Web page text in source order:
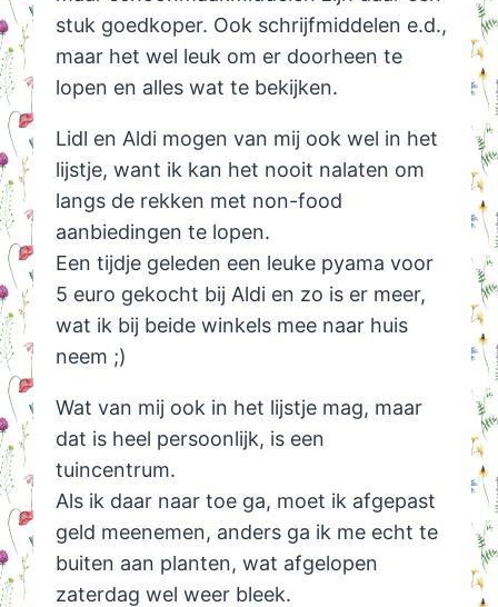
stuk goedkoper. Ook schrijfmiddelen e.d.,
maar het wel leuk om er doorheen te
lopen en alles wat te bekijken.
Lidl en Aldi mogen van mij ook wel in het
lijstje, want ik kan het nooit nalaten om
langs de rekken met non-food
aanbiedingen te lopen.
Een tijdje geleden een leuke pyama voor
5 euro gekocht bij Aldi en zo is er meer,
wat ik bij beide winkels mee naar huis
neem ;)
Wat van mij ook in het lijstje mag, maar
dat is heel persoonlijk, is een
tuincentrum.
Als ik daar naar toe ga, moet ik afgepast
geld meenemen, anders ga ik me echt te
buiten aan planten, wat afgelopen
zaterdag wel weer bleek.